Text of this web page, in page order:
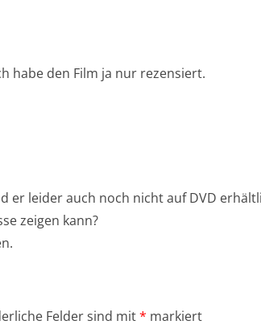
habe den Film ja nur rezensiert.
er leider auch noch nicht auf DVD
zeigen kann?
Felder sind mit* markiert